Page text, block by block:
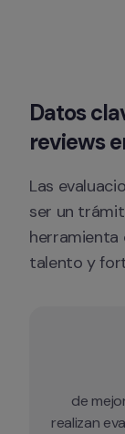
Datos
reviews
Las
ser un
herramienta
talento y
de
realizan